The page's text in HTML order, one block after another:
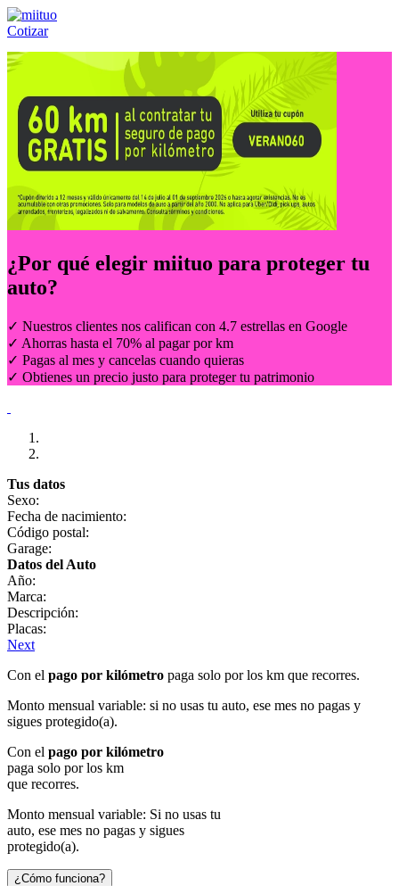
Cotizar
Llámanos al:(55) 84-21-05-00 ó
¿Por qué elegir miituo para proteger tu
auto?
✓ Nuestros clientes nos califican con 4.7 estrellas en Google
✓ Ahorras hasta el 70% al pagar por km
✓ Pagas al mes y cancelas cuando quieras
✓ Obtienes un precio justo para proteger tu patrimonio
Tus datos
Sexo:
Fecha de nacimiento:
Código postal:
Garage:
Datos del Auto
Año:
Marca:
Descripción:
Placas:
Next
Con el pago por kilómetro paga solo por los km que recorres.
Monto mensual variable: si no usas tu auto, ese mes no pagas y
sigues protegido(a).
Con el pago por kilómetro
paga solo por los km
que recorres.
Monto mensual variable: Si no usas tu
auto, ese mes no pagas y sigues
protegido(a).
¿Cómo funciona?